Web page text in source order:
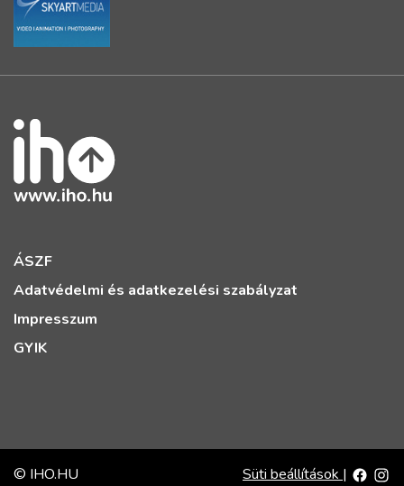
ÁSZF
Adatvédelmi és adatkezelési szabályzat
Impresszum
GYIK
© IHO.HU Süti beállítások |